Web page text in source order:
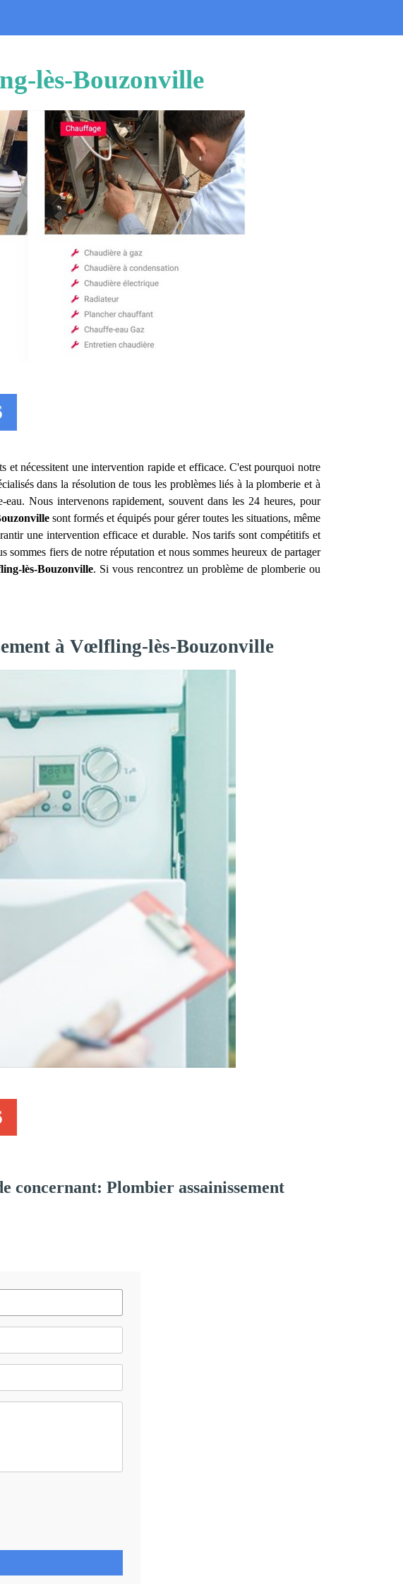
lès-Bouzonville
et nécessitent une intervention rapide et efficace. C'est pourquoi notre
dans la résolution de tous les problèmes liés à la plomberie et à
Nous intervenons rapidement, souvent dans les 24 heures, pour
sont formés et équipés pour gérer toutes les situations, même
une intervention efficace et durable. Nos tarifs sont compétitifs et
fiers de notre réputation et nous sommes heureux de partager
lès-Bouzonville. Si vous rencontrez un problème de plomberie ou
à Vœlfling-lès-Bouzonville
concernant: Plombier assainissement